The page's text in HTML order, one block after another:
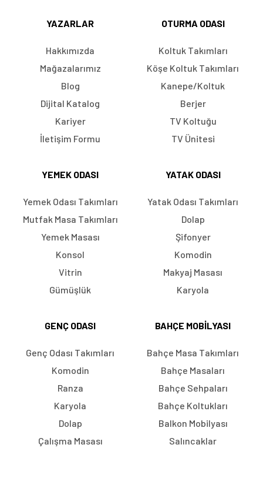
YAZARLAR
Hakkımızda
Mağazalarımız
Blog
Dijital Katalog
Kariyer
İletişim Formu
OTURMA ODASI
Koltuk Takımları
Köşe Koltuk Takımları
Kanepe/Koltuk
Berjer
TV Koltuğu
TV Ünitesi
YEMEK ODASI
Yemek Odası Takımları
Mutfak Masa Takımları
Yemek Masası
Konsol
Vitrin
Gümüşlük
YATAK ODASI
Yatak Odası Takımları
Dolap
Şifonyer
Komodin
Makyaj Masası
Karyola
GENÇ ODASI
Genç Odası Takımları
Komodin
Ranza
Karyola
Dolap
Çalışma Masası
BAHÇE MOBILYASI
Bahçe Masa Takımları
Bahçe Masaları
Bahçe Sehpaları
Bahçe Koltukları
Balkon Mobilyası
Salıncaklar